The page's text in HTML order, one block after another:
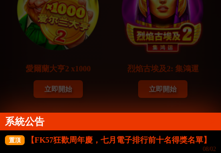
愛爾蘭大亨2 x1000
立即開始
烈焰古埃及2: 集鴻運
立即開始
BNG電子 BNG電子
系統公告
置頂 【FK57狂歡周年慶，七月電子排行前十名得獎名單】
08/02